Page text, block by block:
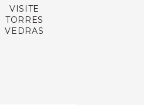
VISITE
TORRES
VEDRAS